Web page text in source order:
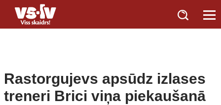
Rastorgujevs apsūdz izlases
treneri Brici viņa piekaušanā